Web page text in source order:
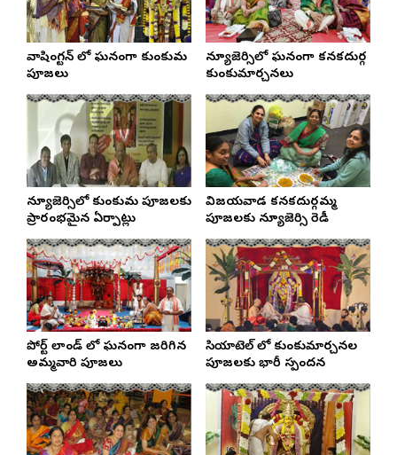
వాషింగ్టన్ లో ఘనంగా కుంకుమ
పూజలు
న్యూజెర్సిలో ఘనంగా కనకదుర్గ
కుంకుమార్చనలు
న్యూజెర్సిలో కుంకుమ పూజలకు
ప్రారంభమైన ఏర్పాట్లు
విజయవాడ కనకదుర్గమ్మ
పూజలకు న్యూజెర్సి రెడీ
పోర్ట్ లాండ్ లో ఘనంగా జరిగిన
అమ్మవారి పూజలు
సియాటెల్ లో కుంకుమార్చనల
పూజలకు భారీ స్పందన